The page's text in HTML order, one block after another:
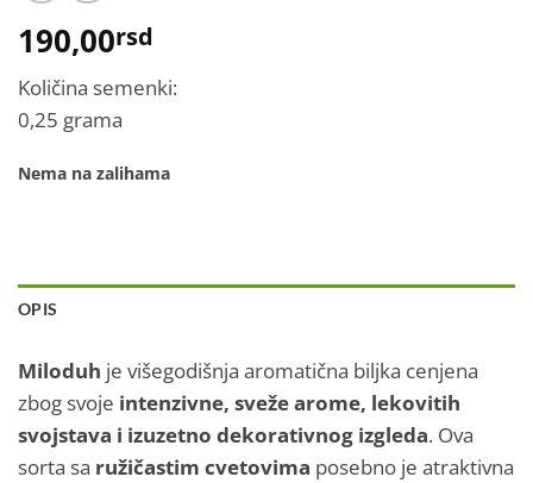
190,00rsd
Količina semenki:
0,25 grama
Nema na zalihama
OPIS
Miloduh je višegodišnja aromatična biljka cenjena
zbog svoje intenzivne, sveže arome, lekovitih
svojstava i izuzetno dekorativnog izgleda. Ova
sorta sa ružičastim cvetovima posebno je atraktivna